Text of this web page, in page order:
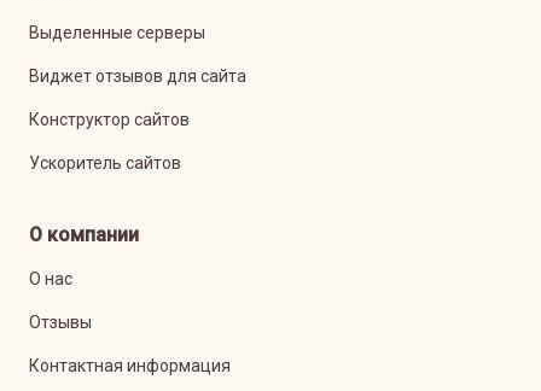
Выделенные серверы
Виджет отзывов для сайта
Конструктор сайтов
Ускоритель сайтов
О компании
О нас
Отзывы
Контактная информация